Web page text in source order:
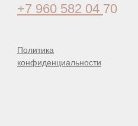
+7 960 582 04 70
Политика
конфиденциальности